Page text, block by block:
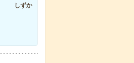
しずか